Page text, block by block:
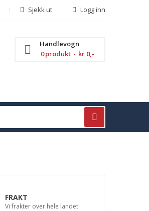
Sjekk ut Logg inn
Handlevogn
0produkt kr 0,-
FRAKT
Vi frakter over hele landet!